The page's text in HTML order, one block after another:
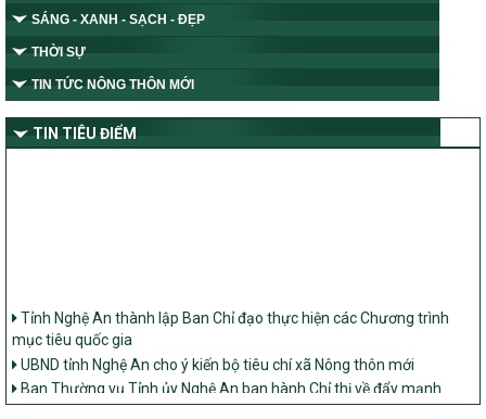
SÁNG - XANH - SẠCH - ĐẸP
THỜI SỰ
TIN TỨC NÔNG THÔN MỚI
TIN TIÊU ĐIỂM
Tỉnh Nghệ An thành lập Ban Chỉ đạo thực hiện các Chương trình
mục tiêu quốc gia
UBND tỉnh Nghệ An cho ý kiến bộ tiêu chí xã Nông thôn mới
Ban Thường vụ Tỉnh ủy Nghệ An ban hành Chỉ thị về đẩy mạnh
thực hiện Chương trình mục tiêu quốc gia xây dựng nông thôn mới,